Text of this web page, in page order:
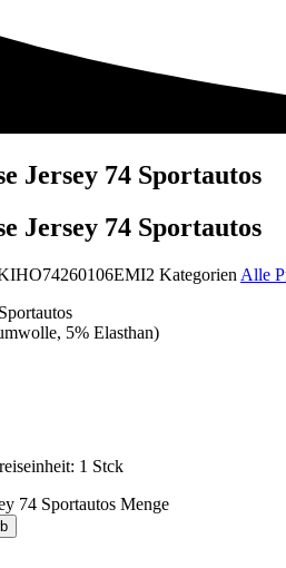
Jersey 74 Sportautos
Jersey 74 Sportautos
Kategorien Alle
5% Elasthan)
1 Stck
74 Sportautos Menge